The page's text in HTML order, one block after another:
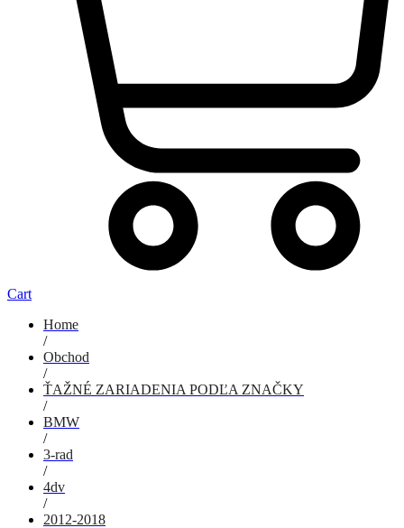
Cart
Home
/
Obchod
/
ŤAŽNÉ ZARIADENIA PODĽA ZNAČKY
/
BMW
/
3-rad
/
4dv
/
2012-2018